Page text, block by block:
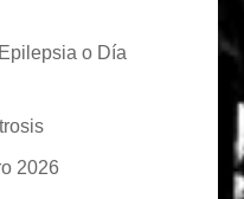
o Día
2026